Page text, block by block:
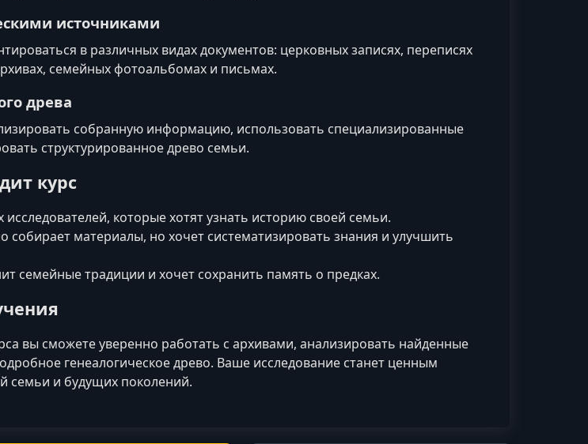
источниками
в различных видах документов: церковных записях, переписях
семейных фотоальбомах и письмах.
древа
собранную информацию, использовать специализированные
структурированное древо семьи.
курс
которые хотят узнать историю своей семьи.
собирает материалы, но хочет систематизировать знания и улучшить
семейные традиции и хочет сохранить память о предках.
вы сможете уверенно работать с архивами, анализировать найденные
генеалогическое древо. Ваше исследование станет ценным
семьи и будущих поколений.